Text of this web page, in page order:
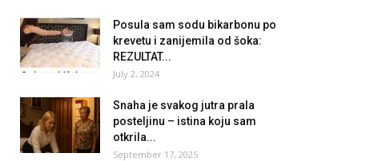
Posula sam sodu bikarbonu po
krevetu i zanijemila od šoka:
REZULTAT...
July 2, 2024
Snaha je svakog jutra prala
posteljinu – istina koju sam
otkrila...
September 17, 2025